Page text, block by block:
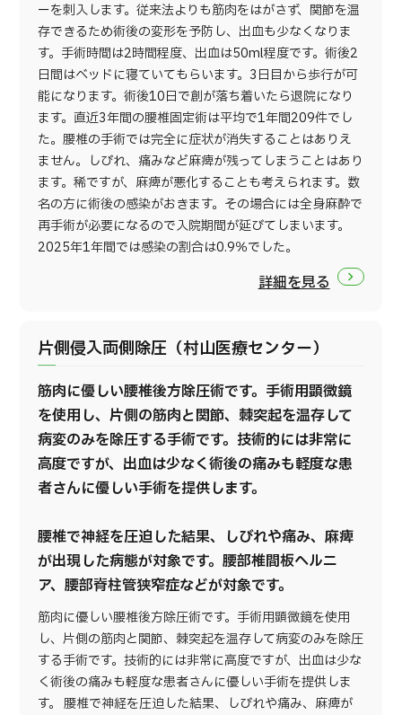
ーを刺入します。従来法よりも筋肉をはがさず、関節を温
存できるため術後の変形を予防し、出血も少なくなりま
す。手術時間は2時間程度、出血は50ml程度です。術後2
日間はベッドに寝ていてもらいます。3日目から歩行が可
能になります。術後10日で創が落ち着いたら退院になり
ます。直近3年間の腰椎固定術は平均で1年間209件でし
た。腰椎の手術では完全に症状が消失することはありえ
ません。しびれ、痛みなど麻痺が残ってしまうことはあり
ます。稀ですが、麻痺が悪化することも考えられます。数
名の方に術後の感染がおきます。その場合には全身麻酔で
再手術が必要になるので入院期間が延びてしまいます。
2025年1年間では感染の割合は0.9％でした。
詳細を見る
片側侵入両側除圧（村山医療センター）
筋肉に優しい腰椎後方除圧術です。手術用顕微鏡
を使用し、片側の筋肉と関節、棘突起を温存して
病変のみを除圧する手術です。技術的には非常に
高度ですが、出血は少なく術後の痛みも軽度な患
者さんに優しい手術を提供します。
腰椎で神経を圧迫した結果、しびれや痛み、麻痺
が出現した病態が対象です。腰部椎間板ヘルニ
ア、腰部脊柱管狭窄症などが対象です。
筋肉に優しい腰椎後方除圧術です。手術用顕微鏡を使用
し、片側の筋肉と関節、棘突起を温存して病変のみを除圧
する手術です。技術的には非常に高度ですが、出血は少な
く術後の痛みも軽度な患者さんに優しい手術を提供しま
す。 腰椎で神経を圧迫した結果、しびれや痛み、麻痺が